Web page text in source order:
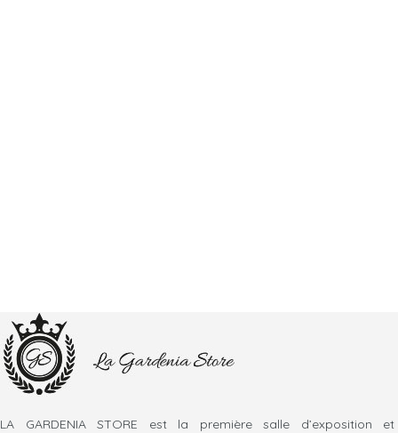
LA GARDENIA STORE est la première salle d’exposition et